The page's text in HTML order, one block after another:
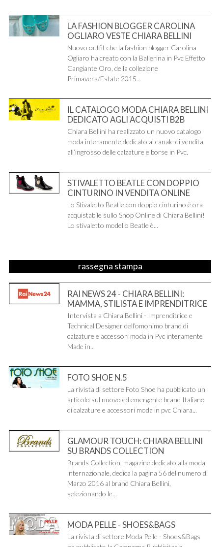
LA FASHION BLOGGER CAROLINA
OGLIARO VESTE CHIARA BELLINI
Nuovo outfit che la fashion blogger Carolina
Ogliaro ha creato con la Ballerina in Pvc Effetto
Cangiante Oro, della collezione
Primavera/Estate 2015...
IL CATALOGO MODA CHIARA BELLINI
DEDICATO AGLI ACQUISTI B2B
Chiara Bellini ha realizzato un nuovo catalogo
moda interamente dedicato al canale di vendita
all’ingrosso delle calzature e borse in Pvc.
STIVALETTO BEATLE CON DOPPIO
CINTURINO IN VENDITA ONLINE
Lo Stivaletto Beatle con doppio cinturino è ora
acquistabile sullo Shop Online di Chiara Bellini!
Lo stivaletto modello Beatle è...
rassegna stampa
RAI NEWS 24 - CHIARA BELLINI:
MAMMA, STILISTA E IMPRENDITRICE
Intervista a Chiara Bellini - Imprenditrice e
Technical Designer dell’omonimo brand di
calzature e accessori moda in Pvc interamente
Made in...
FOTO SHOE N.5
La rivista di settore Foto Shoe ha pubblicato un
articolo sul nuovo ed emergente brand Italiano
di calzature e accessori moda in pvc Chiara...
GLAMOUR TOUCH: CHIARA BELLINI
SU BRANDS COLLECTION
Brands Collection, magazine dedicato alla moda
internazionale, dedica la pagina 56 del numero di
Marzo 2016 al brand Chiara Bellini,
selezionando le...
MODA PELLE - SHOES&BAGS
La rivista di settore Moda Pelle - Shoes&Bags